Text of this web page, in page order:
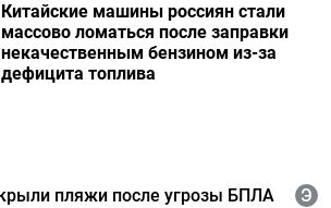
Китайские машины россиян стали
массово ломаться после заправки
некачественным бензином из-за
дефицита топлива